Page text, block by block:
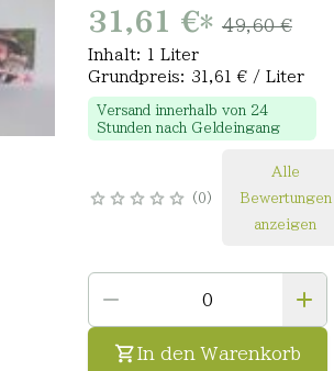
31,61 €* 49,60 €
Inhalt: 1 Liter
Grundpreis: 31,61 € / Liter
Versand innerhalb von 24
Stunden nach Geldeingang
0
Alle
Bewertungen
anzeigen
In den Warenkorb